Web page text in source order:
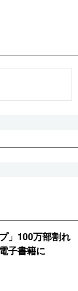
」100万部割れ
子書籍に